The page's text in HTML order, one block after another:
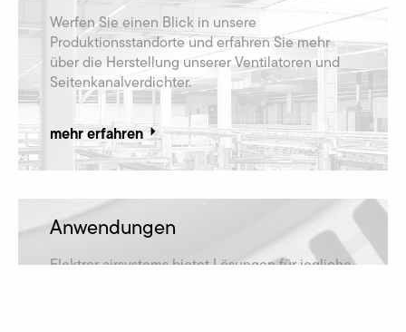
Werfen Sie einen Blick in unsere
Produktionsstandorte und erfahren Sie mehr
über die Herstellung unserer Ventilatoren und
Seitenkanalverdichter.
mehr erfahren
Anwendungen
Elektror airsystems bietet Lösungen für jegliche